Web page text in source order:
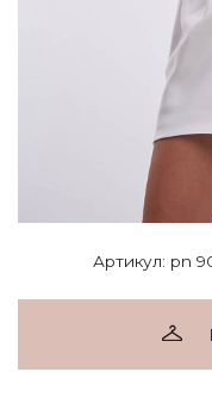
Артикул: pn